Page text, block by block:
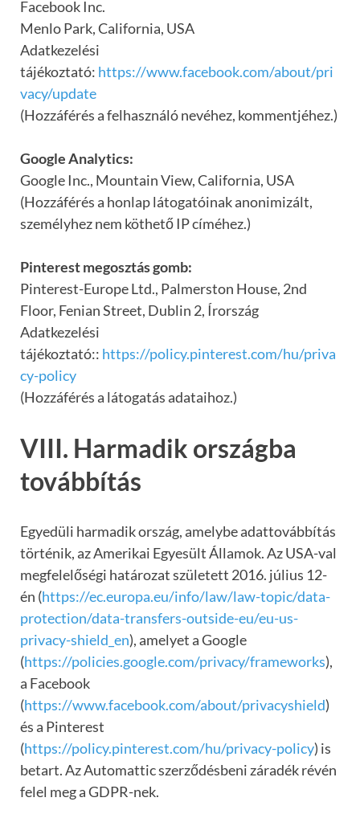
Facebook Inc.
Menlo Park, California, USA
Adatkezelési
tájékoztató: https://www.facebook.com/about/pri
vacy/update
(Hozzáférés a felhasználó nevéhez, kommentjéhez.)
Google Analytics:
Google Inc., Mountain View, California, USA
(Hozzáférés a honlap látogatóinak anonimizált,
személyhez nem köthető IP címéhez.)
Pinterest megosztás gomb:
Pinterest-Europe Ltd., Palmerston House, 2nd
Floor, Fenian Street, Dublin 2, Írország
Adatkezelési
tájékoztató:: https://policy.pinterest.com/hu/priva
cy-policy
(Hozzáférés a látogatás adataihoz.)
VIII. Harmadik országba
továbbítás
Egyedüli harmadik ország, amelybe adattovábbítás
történik, az Amerikai Egyesült Államok. Az USA-val
megfelelőségi határozat született 2016. július 12-
én (https://ec.europa.eu/info/law/law-topic/data-
protection/data-transfers-outside-eu/eu-us-
privacy-shield_en), amelyet a Google
(https://policies.google.com/privacy/frameworks),
a Facebook
(https://www.facebook.com/about/privacyshield)
és a Pinterest
(https://policy.pinterest.com/hu/privacy-policy) is
betart. Az Automattic szerződésbeni záradék révén
felel meg a GDPR-nek.